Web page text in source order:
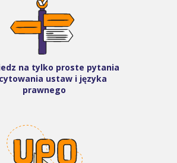
na tylko proste pytania
ustaw i języka
prawnego